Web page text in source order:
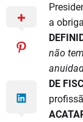
a
não
DE